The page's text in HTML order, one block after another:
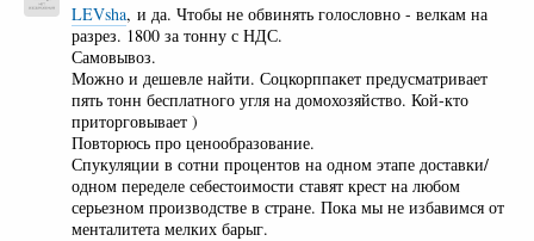
LEVsha, и да. Чтобы не обвинять голословно - велкам на
разрез. 1800 за тонну с НДС.
Самовывоз.
Можно и дешевле найти. Соцкорппакет предусматривает
пять тонн бесплатного угля на домохозяйство. Кой-кто
приторговывает )
Повторюсь про ценообразование.
Спукуляции в сотни процентов на одном этапе доставки/
одном переделе себестоимости ставят крест на любом
серьезном производстве в стране. Пока мы не избавимся от
менталитета мелких барыг.